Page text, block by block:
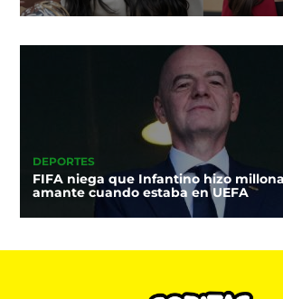
DEPORTES
FIFA niega que Infantino hizo
amante cuando estaba en UEFA